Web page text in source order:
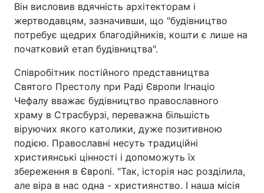
Він висловив вдячність архітекторам і
жертводавцям, зазначивши, що "будівництво
потребує щедрих благодійників, кошти є лише на
початковий етап будівництва".
Співробітник постійного представництва
Святого Престолу при Раді Європи Ігнаціо
Чефалу вважає будівництво православного
храму в Страсбурзі, переважна більшість
віруючих якого католики, дуже позитивною
подією. Православні несуть традиційні
християнські цінності і допоможуть їх
збереження в Європі. "Так, історія нас розділила,
але віра в нас одна - християнство. І наша місія